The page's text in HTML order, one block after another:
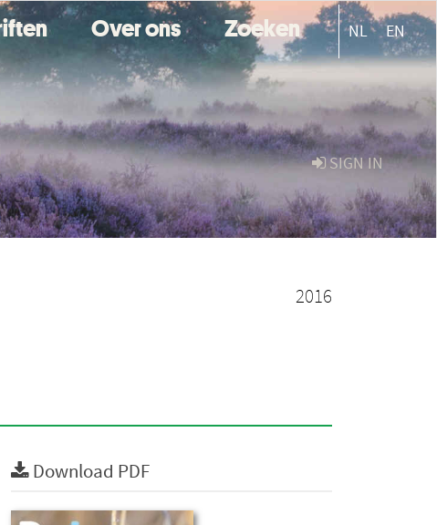
Over ons Zoeken NL EN
SIGN IN
2016
Download PDF